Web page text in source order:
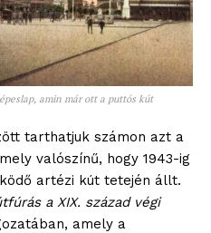
amin már ott a puttós kút
tarthatjuk számon azt a
valószínű, hogy 1943-ig
artézi kút tetején állt.
a XIX. század végi
amely a